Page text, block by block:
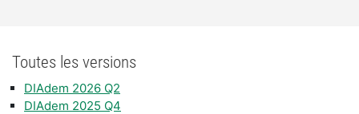
Toutes les versions
DIAdem 2026 Q2
DIAdem 2025 Q4